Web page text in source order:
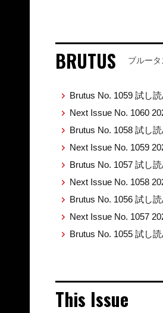
BRUTUS ブルータ
Brutus No. 1059 試し
Next Issue No. 1060
Brutus No. 1058 試し
Next Issue No. 1059
Brutus No. 1057 試し
Next Issue No. 1058
Brutus No. 1056 試し
Next Issue No. 1057
Brutus No. 1055 試し
This Issue